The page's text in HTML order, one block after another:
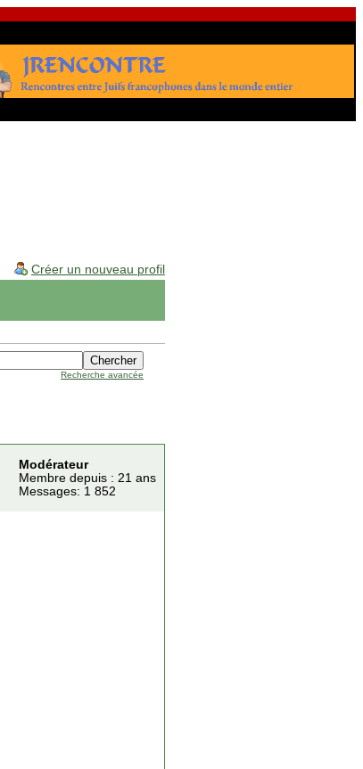
Créer un nouveau profil
Recherche avancée
Modérateur
Membre depuis : 21 ans
Messages: 1 852